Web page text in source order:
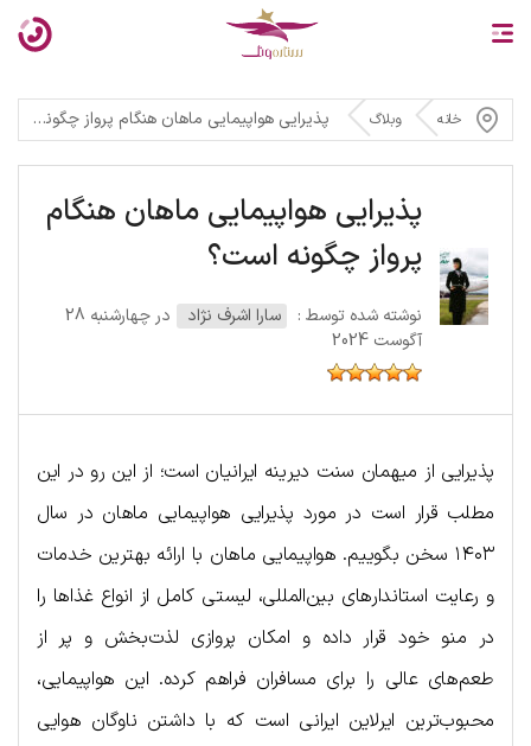
خانه وبلاگ پذیرایی هواپیمایی ماهان هنگام پرواز چگونه است؟
پذیرایی هواپیمایی ماهان هنگام
پرواز چگونه است؟
نوشته شده توسط : سارا اشرف نژاد
در چهارشنبه 28
آگوست 2024
پذیرایی از میهمان سنت دیرینه ایرانیان است؛ از این رو در این
مطلب قرار است در مورد پذیرایی هواپیمایی ماهان در سال
۱۴۰۳ سخن بگوییم. هواپیمایی ماهان با ارائه بهترین خدمات
و رعایت استاندارهای بین‌المللی، لیستی کامل از انواع غذاها را
در منو خود قرار داده و امکان پروازی لذت‌بخش و پر از
طعم‌های عالی را برای مسافران فراهم کرده. این هواپیمایی،
محبوب‌ترین ایرلاین ایرانی است که با داشتن ناوگان هوایی